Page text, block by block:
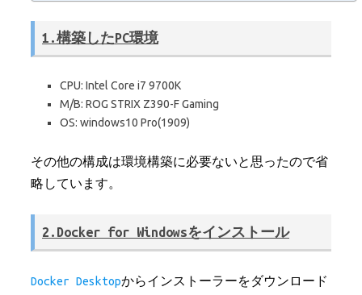
1.構築したPC環境
CPU: Intel Core i7 9700K
M/B: ROG STRIX Z390-F Gaming
OS: windows10 Pro(1909)
その他の構成は環境構築に必要ないと思ったので省
略しています。
2.Docker for Windowsをインストール
Docker Desktopからインストーラーをダウンロード